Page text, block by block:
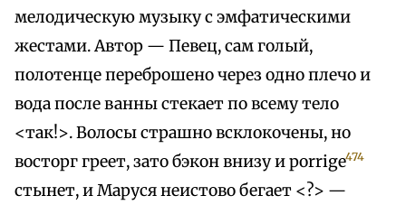
мелодическую музыку с эмфатическими
жестами. Автор — Певец, сам голый,
полотенце переброшено через одно плечо и
вода после ванны стекает по всему тело
<так!>. Волосы страшно всклокочены, но
восторг греет, зато бэкон внизу и porrige474
стынет, и Маруся неистово бегает <?> —